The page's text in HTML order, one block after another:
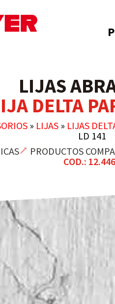
LIJAS
DELTA
» LIJAS » LIJAS
LD 141
PRODUCTOS
COD.: 12.446